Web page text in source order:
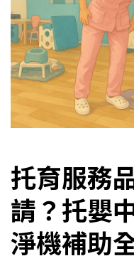
托育服務
請？托嬰
淨機補助